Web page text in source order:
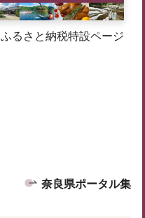
ふるさと納税特設ページ
奈良県ポータル集